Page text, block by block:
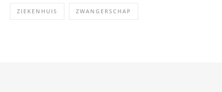
ZIEKENHUIS ZWANGERSCHAP